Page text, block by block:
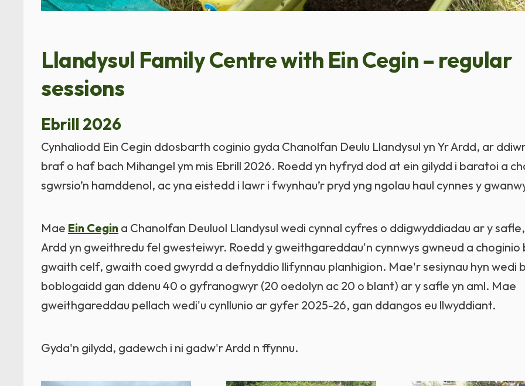
Llandysul Family Centre with Ein Cegin – regular
sessions
Ebrill 2026
Cynhaliodd Ein Cegin ddosbarth coginio gyda Chanolfan Deulu Llandysul yn Yr Ardd, ar
braf o haf bach Mihangel ym mis Ebrill 2026. Roedd yn hyfryd dod at ein gilydd i baratoi a
sgwrsio’n hamddenol, ac yna eistedd i lawr i fwynhau’r pryd yng ngolau haul cynnes y
Mae Ein Cegin a Chanolfan Deuluol Llandysul wedi cynnal cyfres o ddigwyddiadau ar y
Ardd yn gweithredu fel gwesteiwyr. Roedd y gweithgareddau'n cynnwys gwneud a choginio
gwaith celf, gwaith coed gwyrdd a defnyddio llifynnau planhigion. Mae'r sesiynau hyn wedi
boblogaidd gan ddenu 40 o gyfranogwyr (20 oedolyn ac 20 o blant) ar y safle yn aml. Mae
gweithgareddau pellach wedi'u cynllunio ar gyfer 2025-26, gan ddangos eu llwyddiant.
Gyda'n gilydd, gadewch i ni gadw'r Ardd n ffynnu.